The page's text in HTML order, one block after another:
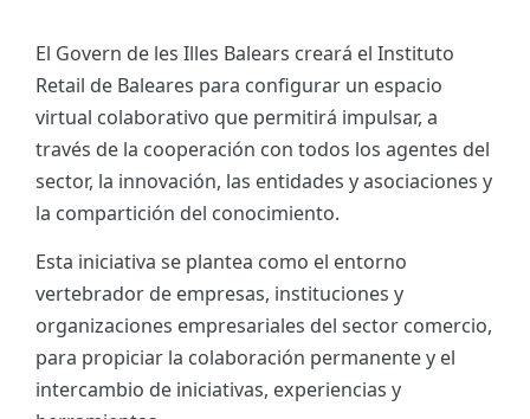
ES
El Govern de les Illes Balears creará el Instituto
Retail de Baleares para configurar un espacio
virtual colaborativo que permitirá impulsar, a
través de la cooperación con todos los agentes del
sector, la innovación, las entidades y asociaciones y
la compartición del conocimiento.
Esta iniciativa se plantea como el entorno
vertebrador de empresas, instituciones y
organizaciones empresariales del sector comercio,
para propiciar la colaboración permanente y el
intercambio de iniciativas, experiencias y